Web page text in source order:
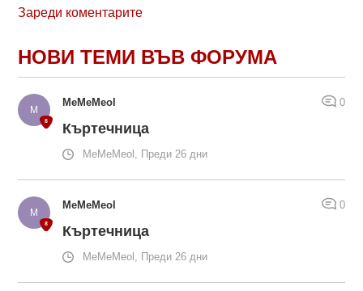
Зареди коментарите
НОВИ ТЕМИ ВЪВ ФОРУМА
MeMeMeol 0
Къртечница
MeMeMeol, Преди 26 дни
MeMeMeol 0
Къртечница
MeMeMeol, Преди 26 дни